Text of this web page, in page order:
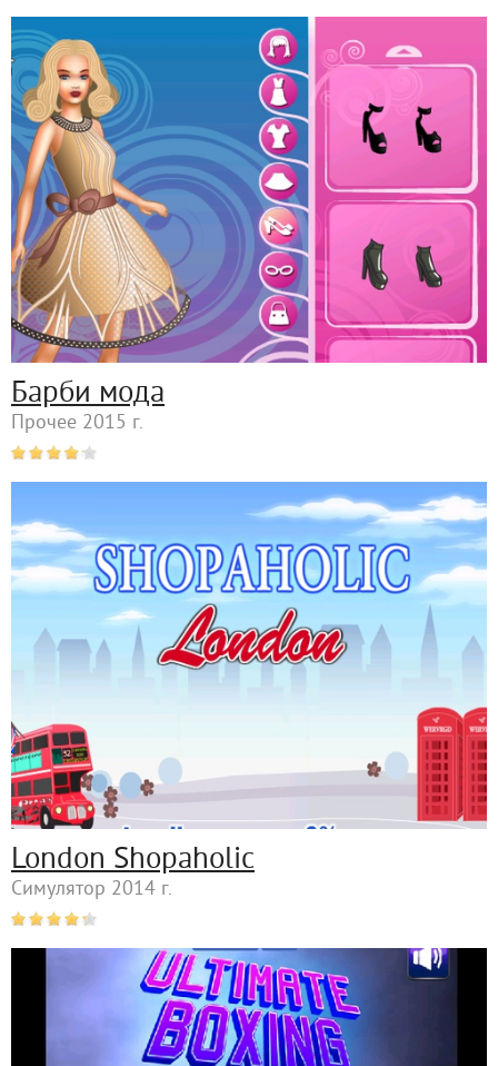
Барби мода
Прочее 2015 г.
London Shopaholic
Симулятор 2014 г.